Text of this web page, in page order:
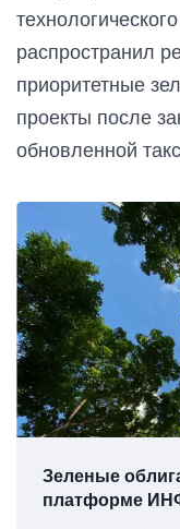
распространил
приоритетные
проекты после
обновленной
Зеленые
платформе